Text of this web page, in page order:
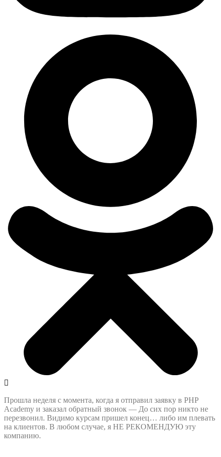
Прошла неделя с момента, когда я отправил заявку в PHP
Academy и заказал обратный звонок — До сих пор никто не
перезвонил. Видимо курсам пришел конец… либо им плевать
на клиентов. В любом случае, я НЕ РЕКОМЕНДУЮ эту
компанию.